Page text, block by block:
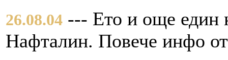
26.08.04 --- Ето и още един
Нафталин. Повече инфо